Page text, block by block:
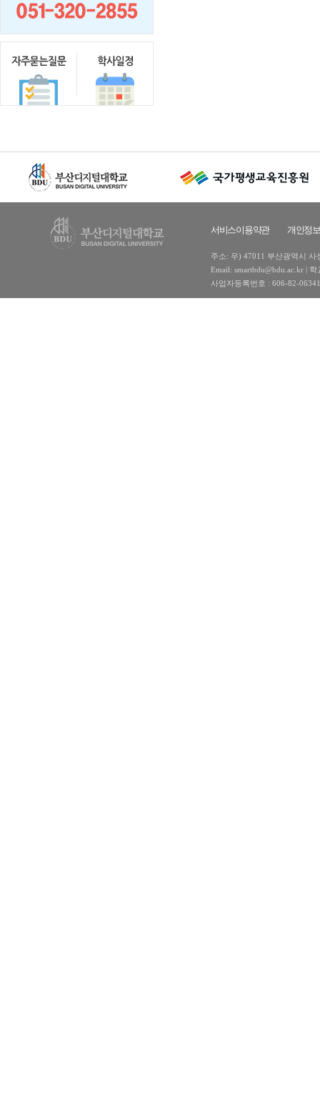
서비스이용약관 개인정
주소: 우) 47011 부산광역시 사
Email: smartbdu@bdu.ac.kr |
사업자등록번호 : 606-82-